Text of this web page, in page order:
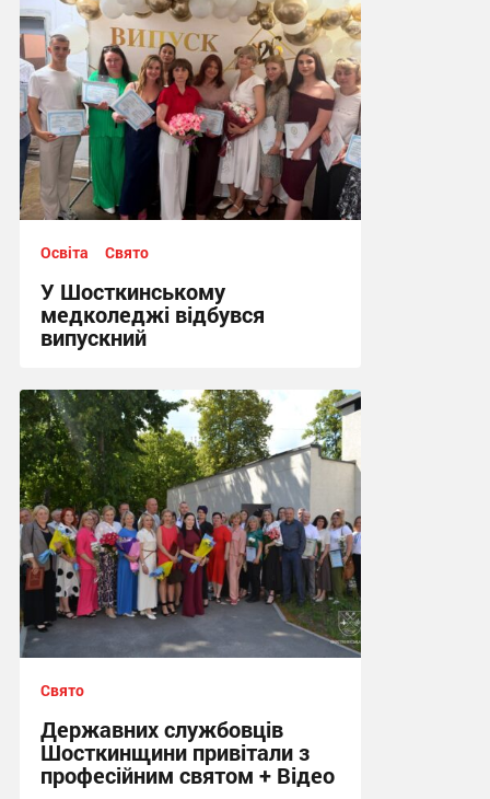
Освіта Свято
У Шосткинському
медколеджі відбувся
випускний
22:49, 30.06.2026
Свято
Державних службовців
Шосткинщини привітали з
професійним святом + Відео